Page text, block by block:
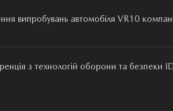
випробувань автомобіля VR10
з технологій оборони та безпеки